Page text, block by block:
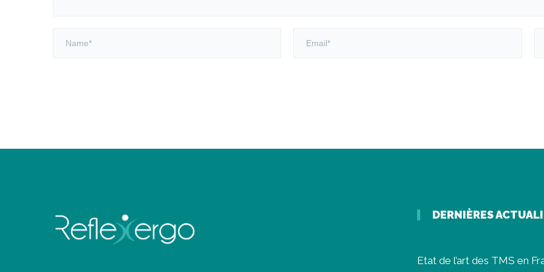
DERNIÈRES
Etat de l’art des TMS en